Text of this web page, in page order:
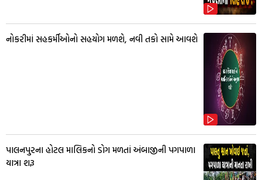
નોકરીમાં સહકર્મીઓનો સહયોગ મળશે, નવી તકો સામે આવશે
પાલનપુરના હોટલ માલિકનો ડોગ મળતાં અંબાજીની પગપાળા
યાત્રા શરૂ